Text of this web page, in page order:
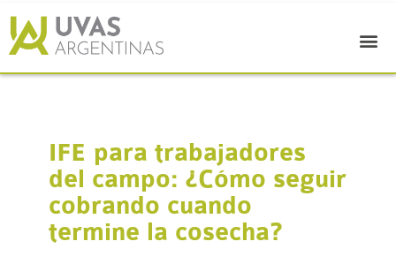
IFE para trabajadores
del campo: ¿Cómo seguir
cobrando cuando
termine la cosecha?